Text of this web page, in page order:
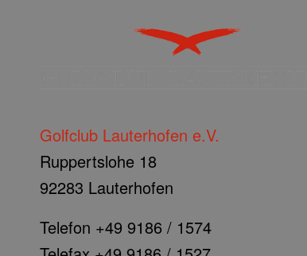
Golfclub Lauterhofen e.V.
Ruppertslohe 18
92283 Lauterhofen
Telefon +49 9186 / 1574